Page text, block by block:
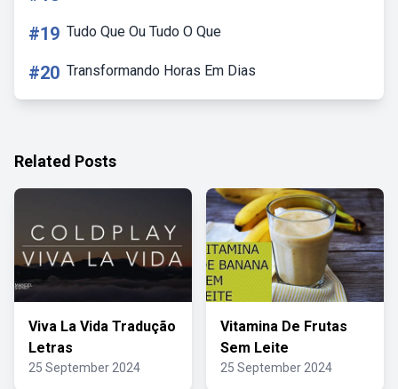
#19 Tudo Que Ou Tudo O Que
#20 Transformando Horas Em Dias
Related Posts
Viva La Vida Tradução
Letras
25 September 2024
Vitamina De Frutas
Sem Leite
25 September 2024